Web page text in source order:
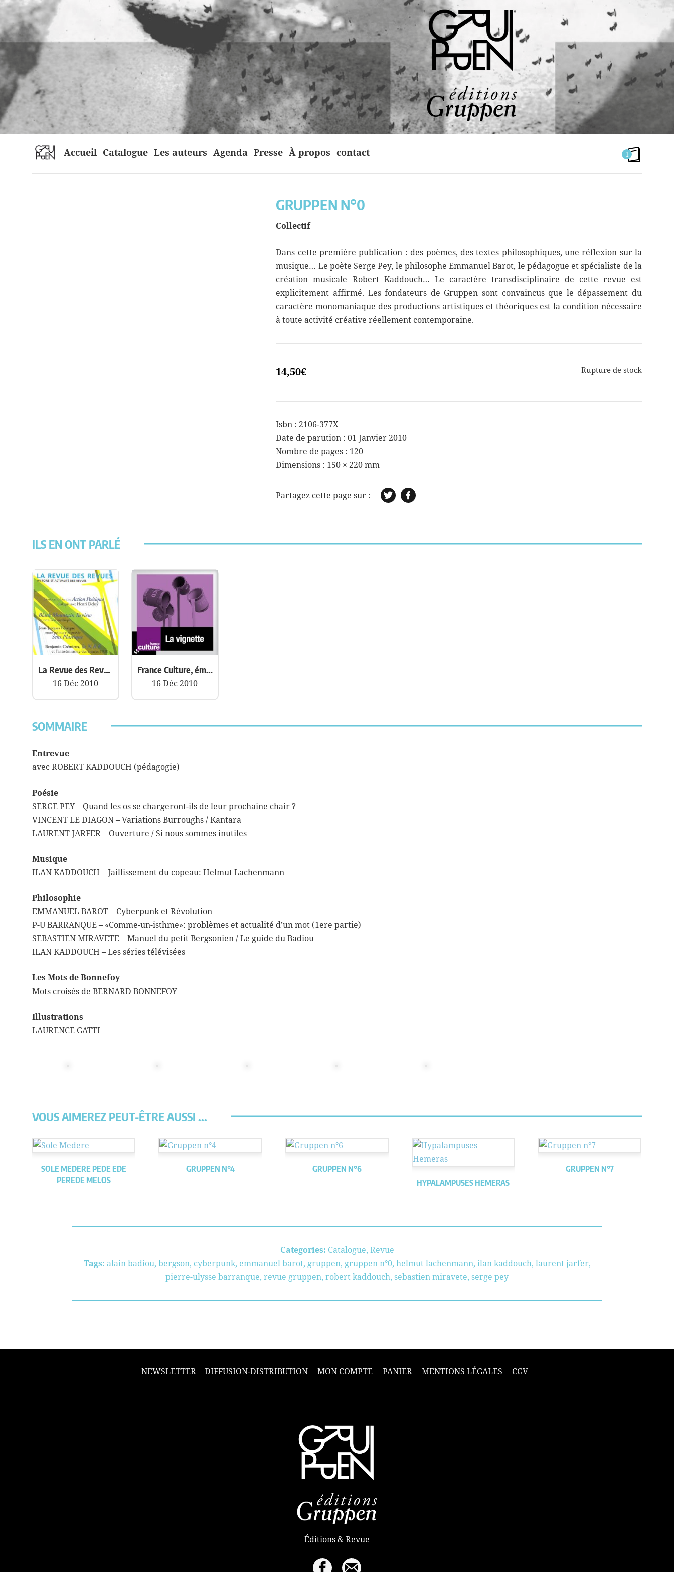
home Accueil Catalogue Les auteurs Agenda Presse À propos contact 1
GRUPPEN N°0
GRUPPEN N°0
Collectif
Dans cette première publication : des poèmes, des textes philosophiques, une réflexion sur la
musique… Le poète Serge Pey, le philosophe Emmanuel Barot, le pédagogue et spécialiste de la
création musicale Robert Kaddouch… Le caractère transdisciplinaire de cette revue est
explicitement affirmé. Les fondateurs de Gruppen sont convaincus que le dépassement du
caractère monomaniaque des productions artistiques et théoriques est la condition nécessaire
à toute activité créative réellement contemporaine.
14,50€ Rupture de stock
Isbn : 2106-377X
Date de parution : 01 Janvier 2010
Nombre de pages : 120
Dimensions : 150 × 220 mm
ILS EN ONT PARLÉ
La Revue des Revues n°44
16 Déc 2010
France Culture, émission « La vignette »
16 Déc 2010
SOMMAIRE
Entrevue
avec ROBERT KADDOUCH (pédagogie)
Poésie
SERGE PEY – Quand les os se chargeront-ils de leur prochaine chair ?
VINCENT LE DIAGON – Variations Burroughs / Kantara
LAURENT JARFER – Ouverture / Si nous sommes inutiles
Musique
ILAN KADDOUCH – Jaillissement du copeau: Helmut Lachenmann
Philosophie
EMMANUEL BAROT – Cyberpunk et Révolution
P-U BARRANQUE – «Comme-un-isthme»: problèmes et actualité d’un mot (1ere partie)
SEBASTIEN MIRAVETE – Manuel du petit Bergsonien / Le guide du Badiou
ILAN KADDOUCH – Les séries télévisées
Les Mots de Bonnefoy
Mots croisés de BERNARD BONNEFOY
Illustrations
LAURENCE GATTI
VOUS AIMEREZ PEUT-ÊTRE AUSSI ...
SOLE MEDERE PEDE EDE
PEREDE MELOS
GRUPPEN N°4
GRUPPEN N°6
HYPALAMPUSES HEMERAS
GRUPPEN N°7
Categories: Catalogue, Revue
Tags: alain badiou, bergson, cyberpunk, emmanuel barot, gruppen, gruppen n°0, helmut lachenmann, ilan kaddouch, laurent jarfer,
pierre-ulysse barranque, revue gruppen, robert kaddouch, sebastien miravete, serge pey
NEWSLETTER DIFFUSION-DISTRIBUTION MON COMPTE PANIER MENTIONS LÉGALES CGV
Éditions & Revue